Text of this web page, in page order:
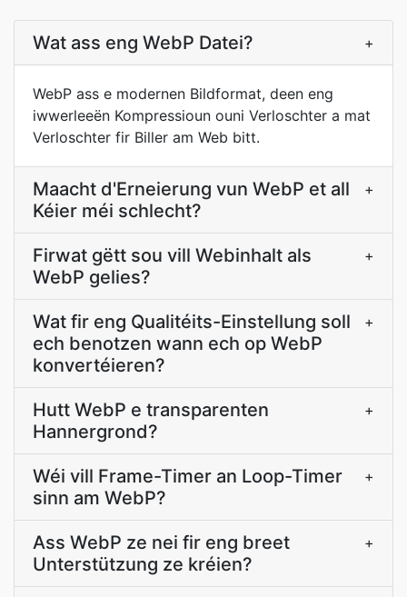
Wat ass eng WebP Datei? +
WebP ass e modernen Bildformat, deen eng
iwwerleeën Kompressioun ouni Verloschter a mat
Verloschter fir Biller am Web bitt.
Maacht d'Erneierung vun WebP et all
Kéier méi schlecht?
+
Firwat gëtt sou vill Webinhalt als
WebP gelies?
+
Wat fir eng Qualitéits-Einstellung soll
ech benotzen wann ech op WebP
konvertéieren?
+
Hutt WebP e transparenten
Hannergrond?
+
Wéi vill Frame-Timer an Loop-Timer
sinn am WebP?
+
Ass WebP ze nei fir eng breet
Unterstützung ze kréien?
+